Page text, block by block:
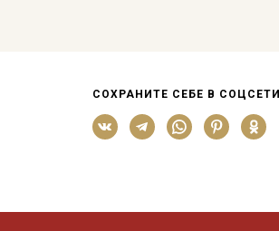
СОХРАНИТЕ СЕБЕ В СОЦСЕТИ